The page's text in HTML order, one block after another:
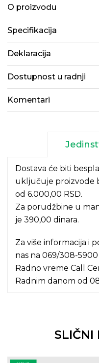
O proizvodu
Specifikacija
Deklaracija
Dostupnost u radnji
Komentari
Dostava će biti
uključuje proizvode
od 6.000,00 RSD.
Za porudžbine u
je 390,00 dinara.
Za više informacija i
nas na 069/308-5900
Radno vreme Call
Radnim danom od
SLIČNI